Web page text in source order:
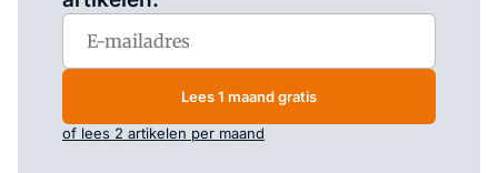
Lees 1 maand gratis
of lees 2 artikelen per maand